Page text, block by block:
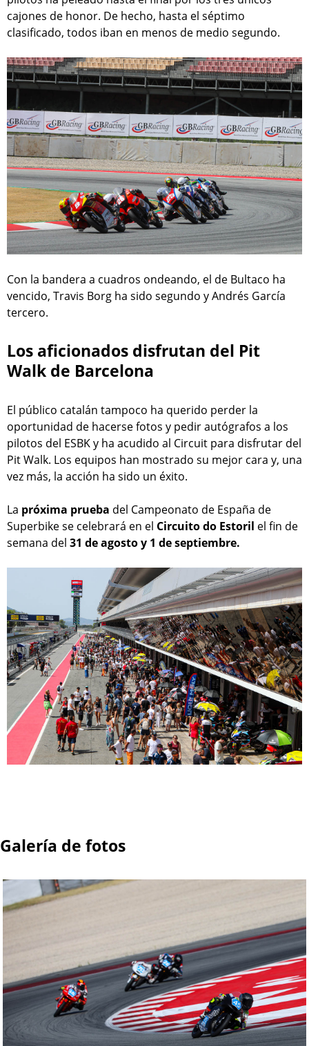
cajones de honor. De hecho, hasta el séptimo
clasificado, todos iban en menos de medio segundo.
Con la bandera a cuadros ondeando, el de Bultaco ha
vencido, Travis Borg ha sido segundo y Andrés García
tercero.
Los aficionados disfrutan del Pit
Walk de Barcelona
El público catalán tampoco ha querido perder la
oportunidad de hacerse fotos y pedir autógrafos a los
pilotos del ESBK y ha acudido al Circuit para disfrutar del
Pit Walk. Los equipos han mostrado su mejor cara y, una
vez más, la acción ha sido un éxito.
La próxima prueba del Campeonato de España de
Superbike se celebrará en el Circuito do Estoril el fin de
semana del 31 de agosto y 1 de septiembre.
Galería de fotos